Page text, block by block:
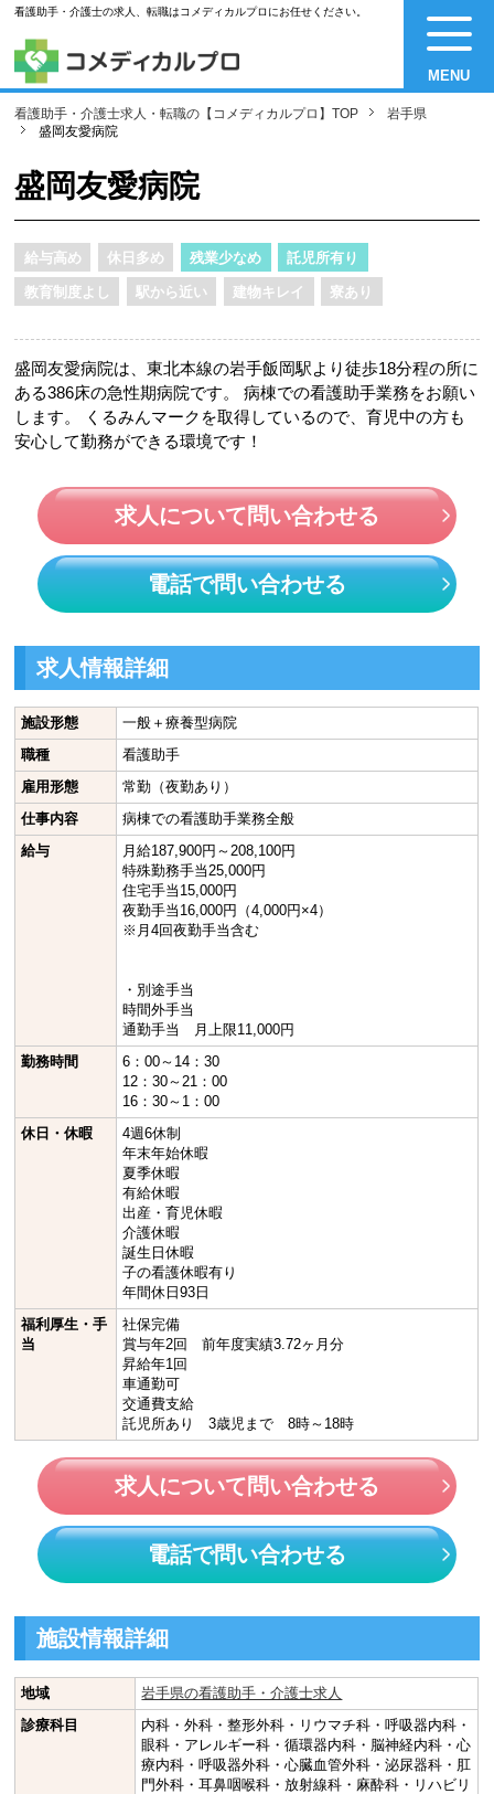
看護助手・介護士の求人、転職はコメディカルプロにお任せください。
MENU
看護助手・介護士求人・転職の【コメディカルプロ】TOP
岩手県
盛岡友愛病院
盛岡友愛病院
給与高め 休日多め 残業少なめ 託児所有り
教育制度よし 駅から近い 建物キレイ 寮あり
盛岡友愛病院は、東北本線の岩手飯岡駅より徒歩18分程の所に
ある386床の急性期病院です。 病棟での看護助手業務をお願い
します。 くるみんマークを取得しているので、育児中の方も
安心して勤務ができる環境です！
求人について問い合わせる
電話で問い合わせる
求人情報詳細
施設形態
一般＋療養型病院
職種
看護助手
雇用形態
常勤（夜勤あり）
仕事内容
病棟での看護助手業務全般
給与
月給187,900円～208,100円
特殊勤務手当25,000円
住宅手当15,000円
夜勤手当16,000円（4,000円×4）
※月4回夜勤手当含む
・別途手当
時間外手当
通勤手当 月上限11,000円
勤務時間
6：00～14：30
12：30～21：00
16：30～1：00
休日・休暇
4週6休制
年末年始休暇
夏季休暇
有給休暇
出産・育児休暇
介護休暇
誕生日休暇
子の看護休暇有り
年間休日93日
福利厚生・手
当
社保完備
賞与年2回 前年度実績3.72ヶ月分
昇給年1回
車通勤可
交通費支給
託児所あり 3歳児まで 8時～18時
求人について問い合わせる
電話で問い合わせる
施設情報詳細
地域
岩手県の看護助手・介護士求人
診療科目
内科・外科・整形外科・リウマチ科・呼吸器内科・
眼科・アレルギー科・循環器内科・脳神経内科・心
療内科・呼吸器外科・心臓血管外科・泌尿器科・肛
門外科・耳鼻咽喉科・放射線科・麻酔科・リハビリ